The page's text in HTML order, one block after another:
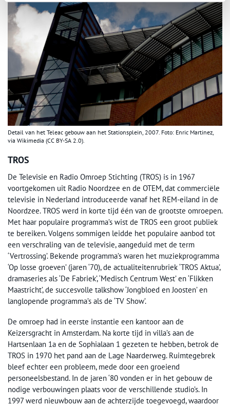
Detail van het Teleac gebouw aan het Stationsplein, 2007. Foto: Enric Martinez,
via Wikimedia (CC BY-SA 2.0).
TROS
De Televisie en Radio Omroep Stichting (TROS) is in 1967
voortgekomen uit Radio Noordzee en de OTEM, dat commerciële
televisie in Nederland introduceerde vanaf het REM-eiland in de
Noordzee. TROS werd in korte tijd één van de grootste omroepen.
Met haar populaire programma’s wist de TROS een groot publiek
te bereiken. Volgens sommigen leidde het populaire aanbod tot
een verschraling van de televisie, aangeduid met de term
‘Vertrossing’. Bekende programma’s waren het muziekprogramma
‘Op losse groeven’ (jaren ‘70), de actualiteitenrubriek ‘TROS Aktua’,
dramaseries als ‘De Fabriek’, ‘Medisch Centrum West’ en ‘Flikken
Maastricht’, de succesvolle talkshow ‘Jongbloed en Joosten’ en
langlopende programma’s als de ‘TV Show’.
De omroep had in eerste instantie een kantoor aan de
Keizersgracht in Amsterdam. Na korte tijd in villa’s aan de
Hartsenlaan 1a en de Sophialaan 1 gezeten te hebben, betrok de
TROS in 1970 het pand aan de Lage Naarderweg. Ruimtegebrek
bleef echter een probleem, mede door een groeiend
personeelsbestand. In de jaren ‘80 vonden er in het gebouw de
nodige verbouwingen plaats voor de verschillende studio’s. In
1997 werd nieuwbouw aan de achterzijde toegevoegd, waardoor